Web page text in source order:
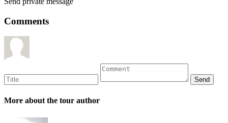
Comments
More about the tour author